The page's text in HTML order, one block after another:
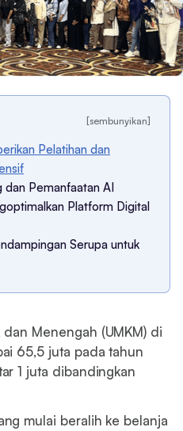
[sembunyikan]
Pelatihan dan
dan Pemanfaatan AI
Platform Digital
Serupa untuk
Menengah (UMKM) di
65,5 juta pada tahun
1 juta dibandingkan
mulai beralih ke belanja